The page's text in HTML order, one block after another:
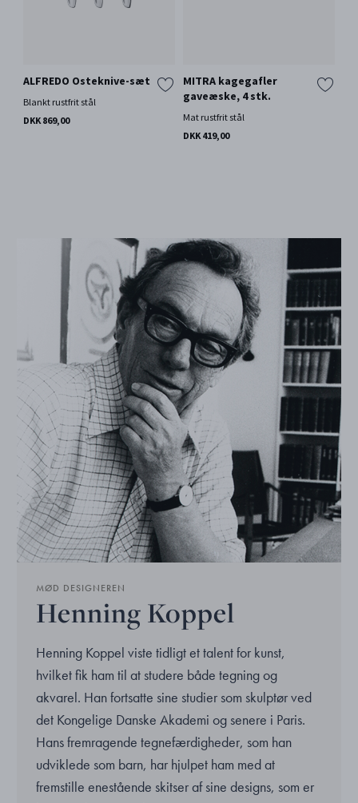
ALFREDO Osteknive-sæt
Blankt rustfrit stål
DKK 869,00
MITRA kagegafler
gaveæske, 4 stk.
Mat rustfrit stål
DKK 419,00
MØD DESIGNEREN
Henning Koppel
Henning Koppel viste tidligt et talent for kunst,
hvilket fik ham til at studere både tegning og
akvarel. Han fortsatte sine studier som skulptør ved
det Kongelige Danske Akademi og senere i Paris.
Hans fremragende tegnefærdigheder, som han
udviklede som barn, har hjulpet ham med at
fremstille enestående skitser af sine designs, som er